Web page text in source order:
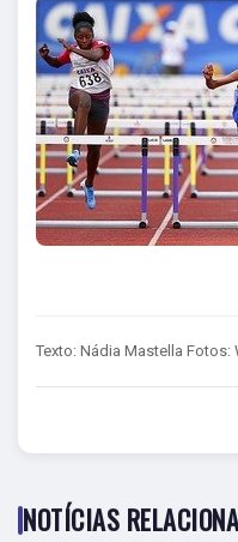
Texto: Nádia Mastella Fotos:
NOTÍCIAS